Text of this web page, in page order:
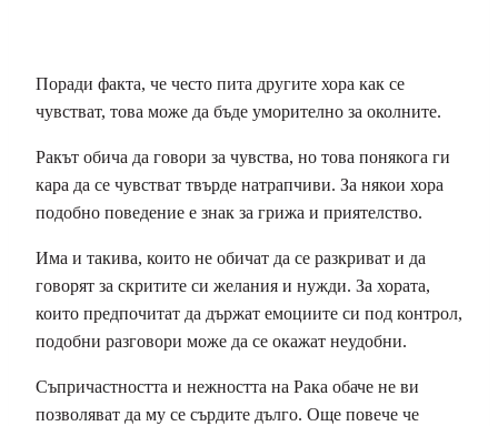
Поради факта, че често пита другите хора как се
чувстват, това може да бъде уморително за околните.
Ракът обича да говори за чувства, но това понякога ги
кара да се чувстват твърде натрапчиви. За някои хора
подобно поведение е знак за грижа и приятелство.
Има и такива, които не обичат да се разкриват и да
говорят за скритите си желания и нужди. За хората,
които предпочитат да държат емоциите си под контрол,
подобни разговори може да се окажат неудобни.
Съпричастността и нежността на Рака обаче не ви
позволяват да му се сърдите дълго. Още повече че